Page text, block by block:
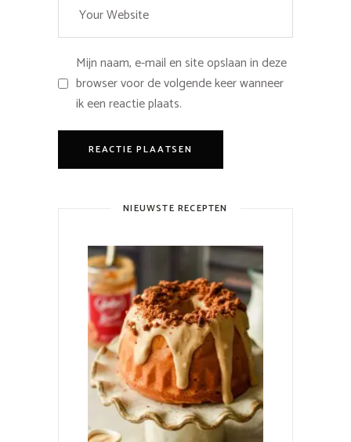
Mijn naam, e-mail en site opslaan in deze
browser voor de volgende keer wanneer
ik een reactie plaats.
NIEUWSTE RECEPTEN